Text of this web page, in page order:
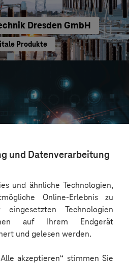
und Datenverarbeitung
und ähnliche Technologien,
Online-Erlebnis zu
Technologien
auf Ihrem Endgerät
und gelesen werden.
akzeptieren“ stimmen Sie
Dresden GmbH
Produkte
laden